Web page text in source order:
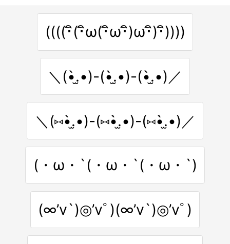
((((･ิ(･ิω(･ิω･ิ)ω･ิ)･ิ))))
＼(•̀.̫•)-(•̀.̫•)-(•̀.̫•)／
＼(⑅•̀.̫•)-(⑅•̀.̫•)-(⑅•̀.̫•)／
(・ω・`(・ω・`(・ω・`)
(∞’v`)◎’vﾟ)(∞’v`)◎’vﾟ)